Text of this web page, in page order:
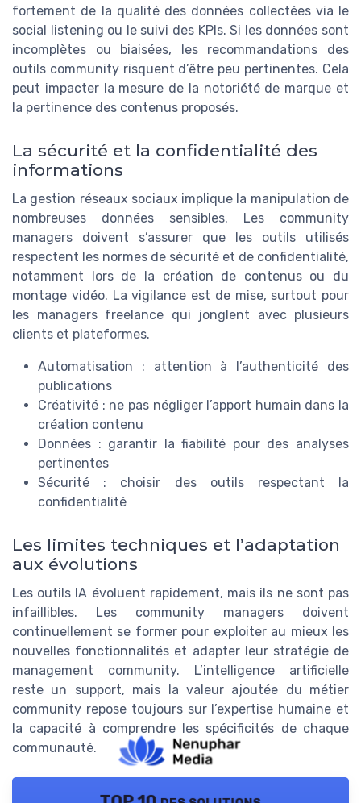
fortement de la qualité des données collectées via le
social listening ou le suivi des KPIs. Si les données sont
incomplètes ou biaisées, les recommandations des
outils community risquent d’être peu pertinentes. Cela
peut impacter la mesure de la notoriété de marque et
la pertinence des contenus proposés.
La sécurité et la confidentialité des
informations
La gestion réseaux sociaux implique la manipulation de
nombreuses données sensibles. Les community
managers doivent s’assurer que les outils utilisés
respectent les normes de sécurité et de confidentialité,
notamment lors de la création de contenus ou du
montage vidéo. La vigilance est de mise, surtout pour
les managers freelance qui jonglent avec plusieurs
clients et plateformes.
Automatisation : attention à l’authenticité des
publications
Créativité : ne pas négliger l’apport humain dans la
création contenu
Données : garantir la fiabilité pour des analyses
pertinentes
Sécurité : choisir des outils respectant la
confidentialité
Les limites techniques et l’adaptation
aux évolutions
Les outils IA évoluent rapidement, mais ils ne sont pas
infaillibles. Les community managers doivent
continuellement se former pour exploiter au mieux les
nouvelles fonctionnalités et adapter leur stratégie de
management community. L’intelligence artificielle
reste un support, mais la valeur ajoutée du métier
community repose toujours sur l’expertise humaine et
la capacité à comprendre les spécificités de chaque
communauté.